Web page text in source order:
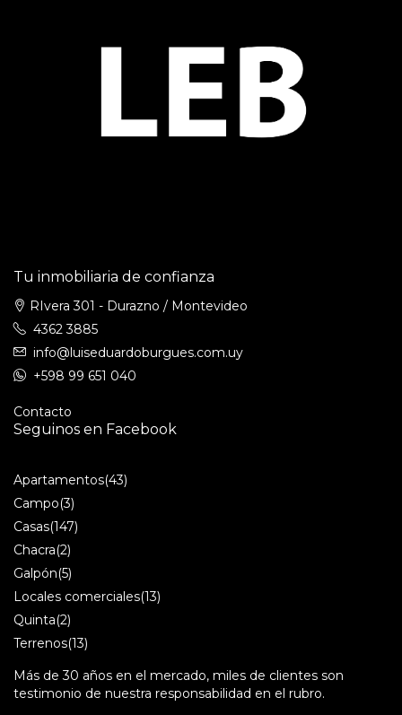
Tu inmobiliaria de confianza
RIvera 301 - Durazno / Montevideo
4362 3885
info@luiseduardoburgues.com.uy
+598 99 651 040
Contacto
Seguinos en Facebook
Apartamentos(43)
Campo(3)
Casas(147)
Chacra(2)
Galpón(5)
Locales comerciales(13)
Quinta(2)
Terrenos(13)
Más de 30 años en el mercado, miles de clientes son
testimonio de nuestra responsabilidad en el rubro.